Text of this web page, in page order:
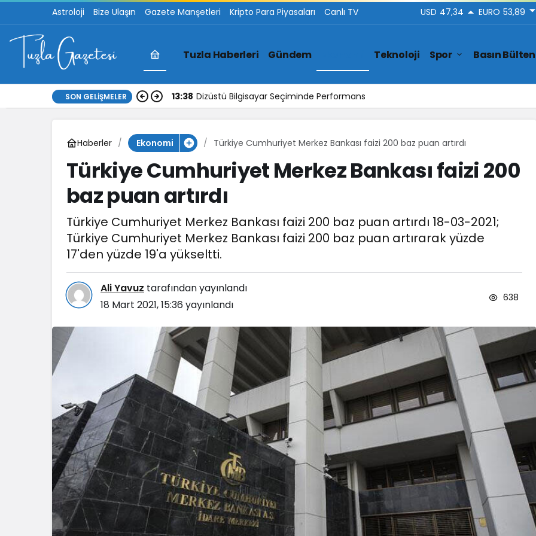
Astroloji Bize Ulaşın Gazete Manşetleri Kripto Para Piyasaları Canlı TV USD 47,34 EURO 53,89
Tuzla Haberleri Gündem Teknoloji Spor Basın
SON GELIŞMELER 13:38 Dizüstü Bilgisayar Seçiminde Performans
Haberler Ekonomi Türkiye Cumhuriyet Merkez Bankası faizi 200 baz puan artırdı
Türkiye Cumhuriyet Merkez Bankası faizi 200
baz puan artırdı
Türkiye Cumhuriyet Merkez Bankası faizi 200 baz puan artırdı 18-03-2021;
Türkiye Cumhuriyet Merkez Bankası faizi 200 baz puan artırarak yüzde
17'den yüzde 19'a yükseltti.
Ali Yavuz tarafından yayınlandı
18 Mart 2021, 15:36yayınlandı
638
Blog
Dizüstü Bilgisayar
Seçiminde Performans
Blog
İstanbul Anadolu Yakası
Temizlik Hizmetleri